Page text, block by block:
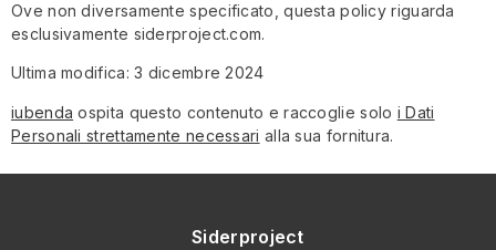
Ove non diversamente specificato, questa policy riguarda
esclusivamente siderproject.com.
Ultima modifica: 3 dicembre 2024
iubenda ospita questo contenuto e raccoglie solo i Dati
Personali strettamente necessari alla sua fornitura.
Siderproject